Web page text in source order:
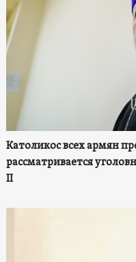
Католикос всех армян
рассматривается
II